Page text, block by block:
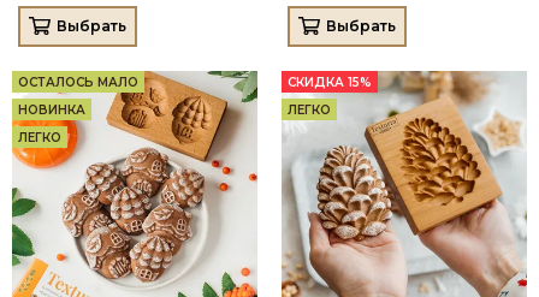
Выбрать Выбрать
ОСТАЛОСЬ МАЛО
НОВИНКА
ЛЕГКО
СКИДКА 15%
ЛЕГКО